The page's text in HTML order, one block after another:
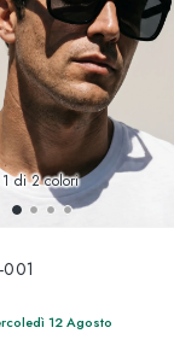
1di 2 colori
12 Agosto